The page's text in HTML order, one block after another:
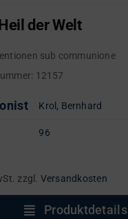
der Welt
sub communione
12157
Krol, Bernhard
96
zzgl. Versandkosten
Produktdetails